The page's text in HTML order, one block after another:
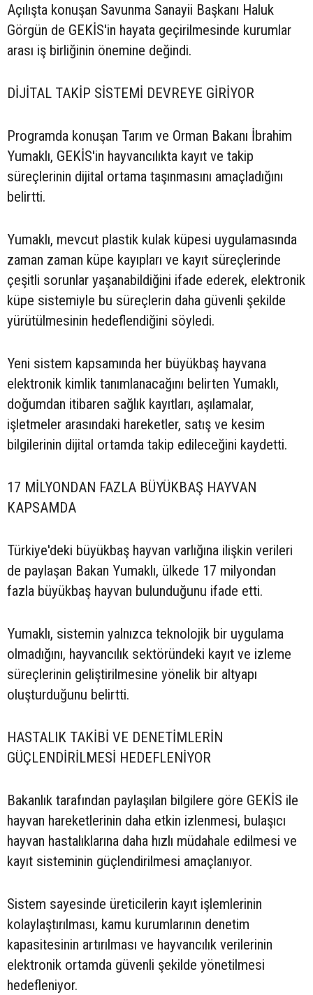
Açılışta konuşan Savunma Sanayii Başkanı Haluk
Görgün de GEKİS'in hayata geçirilmesinde kurumlar
arası iş birliğinin önemine değindi.
DİJİTAL TAKİP SİSTEMİ DEVREYE GİRİYOR
Programda konuşan Tarım ve Orman Bakanı İbrahim
Yumaklı, GEKİS'in hayvancılıkta kayıt ve takip
süreçlerinin dijital ortama taşınmasını amaçladığını
belirtti.
Yumaklı, mevcut plastik kulak küpesi uygulamasında
zaman zaman küpe kayıpları ve kayıt süreçlerinde
çeşitli sorunlar yaşanabildiğini ifade ederek, elektronik
küpe sistemiyle bu süreçlerin daha güvenli şekilde
yürütülmesinin hedeflendiğini söyledi.
Yeni sistem kapsamında her büyükbaş hayvana
elektronik kimlik tanımlanacağını belirten Yumaklı,
doğumdan itibaren sağlık kayıtları, aşılamalar,
işletmeler arasındaki hareketler, satış ve kesim
bilgilerinin dijital ortamda takip edileceğini kaydetti.
17 MİLYONDAN FAZLA BÜYÜKBAŞ HAYVAN
KAPSAMDA
Türkiye'deki büyükbaş hayvan varlığına ilişkin verileri
de paylaşan Bakan Yumaklı, ülkede 17 milyondan
fazla büyükbaş hayvan bulunduğunu ifade etti.
Yumaklı, sistemin yalnızca teknolojik bir uygulama
olmadığını, hayvancılık sektöründeki kayıt ve izleme
süreçlerinin geliştirilmesine yönelik bir altyapı
oluşturduğunu belirtti.
HASTALIK TAKİBİ VE DENETİMLERİN
GÜÇLENDİRİLMESİ HEDEFLENİYOR
Bakanlık tarafından paylaşılan bilgilere göre GEKİS ile
hayvan hareketlerinin daha etkin izlenmesi, bulaşıcı
hayvan hastalıklarına daha hızlı müdahale edilmesi ve
kayıt sisteminin güçlendirilmesi amaçlanıyor.
Sistem sayesinde üreticilerin kayıt işlemlerinin
kolaylaştırılması, kamu kurumlarının denetim
kapasitesinin artırılması ve hayvancılık verilerinin
elektronik ortamda güvenli şekilde yönetilmesi
hedefleniyor.